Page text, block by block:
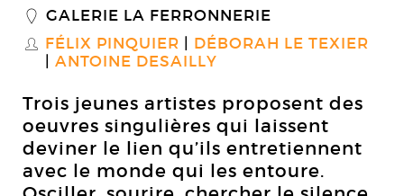
_ GALERIE LA FERRONNERIE
S FÉLIX PINQUIER
DÉBORAH LE TEXIER
ANTOINE DESAILLY
Trois jeunes artistes proposent des
oeuvres singulières qui laissent
deviner le lien qu’ils entretiennent
avec le monde qui les entoure.